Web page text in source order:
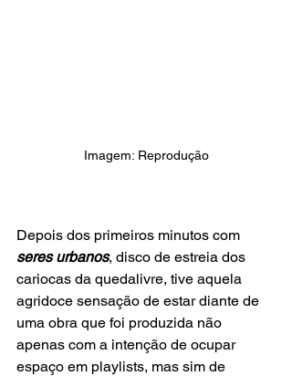
Imagem: Reprodução
Depois dos primeiros minutos com
seres urbanos, disco de estreia dos
cariocas da quedalivre, tive aquela
agridoce sensação de estar diante de
uma obra que foi produzida não
apenas com a intenção de ocupar
espaço em playlists, mas sim de